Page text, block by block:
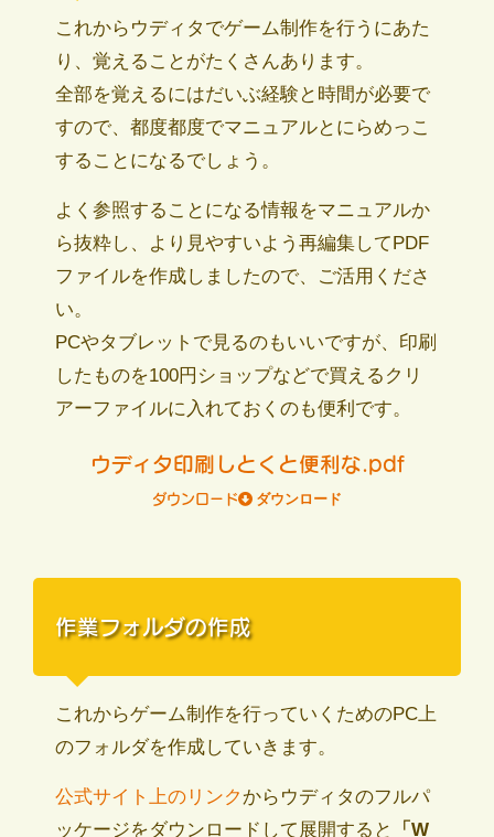
これからウディタでゲーム制作を行うにあた
り、覚えることがたくさんあります。
全部を覚えるにはだいぶ経験と時間が必要で
すので、都度都度でマニュアルとにらめっこ
することになるでしょう。
よく参照することになる情報をマニュアルか
ら抜粋し、より見やすいよう再編集してPDF
ファイルを作成しましたので、ご活用くださ
い。
PCやタブレットで見るのもいいですが、印刷
したものを100円ショップなどで買えるクリ
アーファイルに入れておくのも便利です。
ウディタ印刷しとくと便利な.pdf
ダウンロード
作業フォルダの作成
これからゲーム制作を行っていくためのPC上
のフォルダを作成していきます。
公式サイト上のリンク からウディタのフルパ
ッケージをダウンロードして展開すると
「W